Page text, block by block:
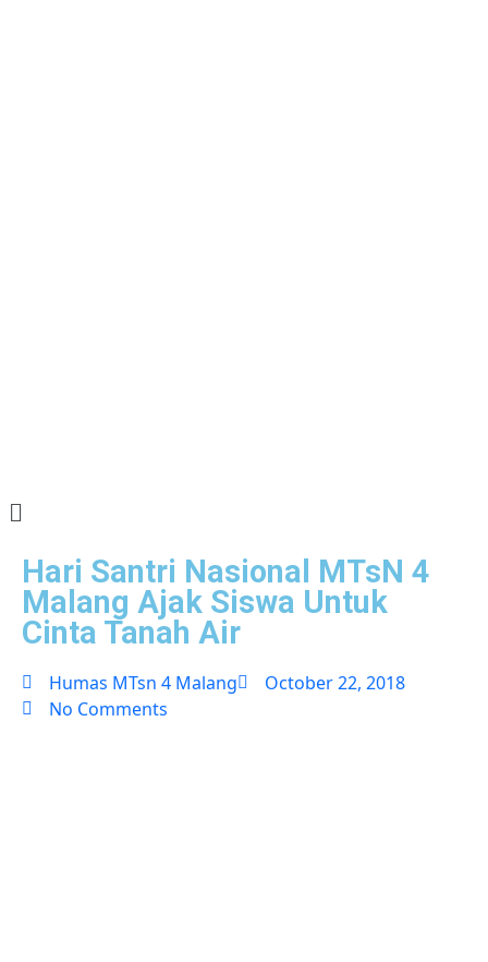
Hari Santri Nasional MTsN 4
Malang Ajak Siswa Untuk
Cinta Tanah Air
Humas MTsn 4 Malang
October 22, 2018
No Comments